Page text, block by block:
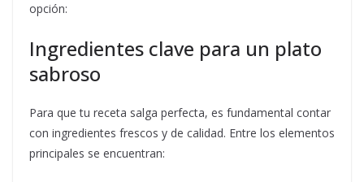
opción:
Ingredientes clave para un plato
sabroso
Para que tu receta salga perfecta, es fundamental contar
con ingredientes frescos y de calidad. Entre los elementos
principales se encuentran: